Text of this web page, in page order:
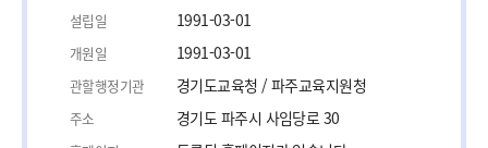
설립일 1991-03-01
개원일 1991-03-01
관할행정기관 경기도교육청 / 파주교육지원청
주소 경기도 파주시 사임당로 30